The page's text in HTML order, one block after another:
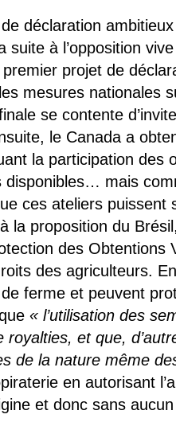
déclaration
suite à l’opposition
projet de
mesures nationales
se contente
le Canada a
la participation des
disponibles… mais
ces ateliers puissent
la proposition du
des Obtentions
des agriculteurs.
ferme et peuvent
« l’utilisation des
et que,
de la nature même
en autorisant
et donc sans